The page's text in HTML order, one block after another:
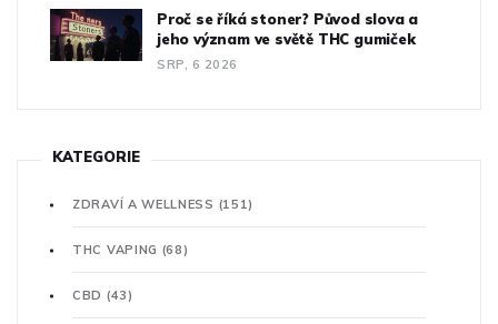
Proč se říká stoner? Původ slova a
jeho význam ve světě THC gumiček
SRP, 6 2026
KATEGORIE
ZDRAVÍ A WELLNESS (151)
THC VAPING (68)
CBD (43)